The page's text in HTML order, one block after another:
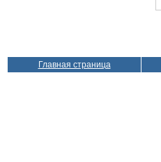
Главная страница